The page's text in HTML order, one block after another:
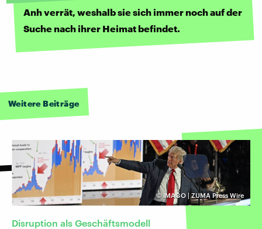
Anh verrät, weshalb sie sich immer noch auf der
Suche nach ihrer Heimat befindet.
Weitere Beiträge
©IMAGO | ZUMA Press Wire
Disruption als Geschäftsmodell